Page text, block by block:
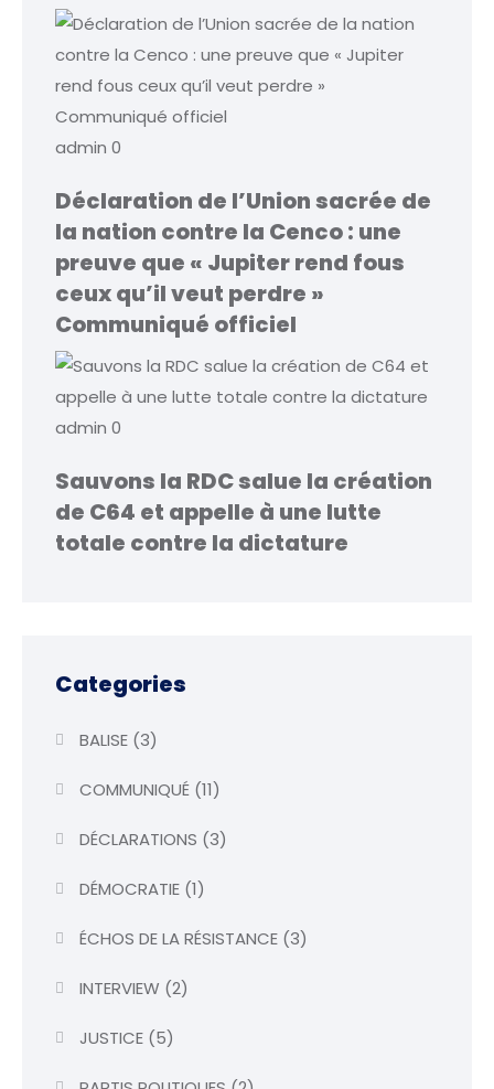
admin 0
Déclaration de l’Union sacrée de
la nation contre la Cenco : une
preuve que « Jupiter rend fous
ceux qu’il veut perdre »
Communiqué officiel
admin 0
Sauvons la RDC salue la création
de C64 et appelle à une lutte
totale contre la dictature
Categories
BALISE(3)
COMMUNIQUÉ(11)
DÉCLARATIONS (3)
DÉMOCRATIE(1)
ÉCHOS DE LA RÉSISTANCE(3)
INTERVIEW (2)
JUSTICE(5)